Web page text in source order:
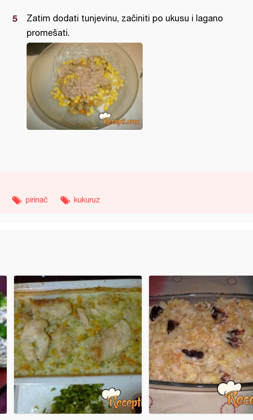
Zatim dodati tunjevinu, začiniti po ukusu i lagano
promešati.
pirinač kukuruz